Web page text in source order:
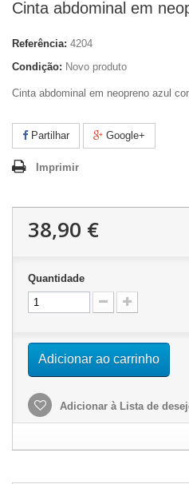
Cinta abdominal em
Referência: 4204
Condição: Novo produto
Cinta abdominal em neopreno azul
Partilhar Google+
Imprimir
38,90 €
Quantidade
Adicionar ao carrinho
Adicionar à Lista de